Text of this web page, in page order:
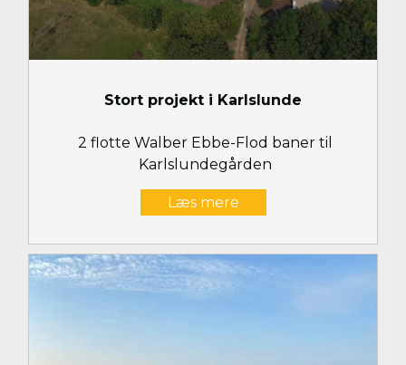
Stort projekt i Karlslunde
2 flotte Walber Ebbe-Flod baner til
Karlslundegården
Læs mere